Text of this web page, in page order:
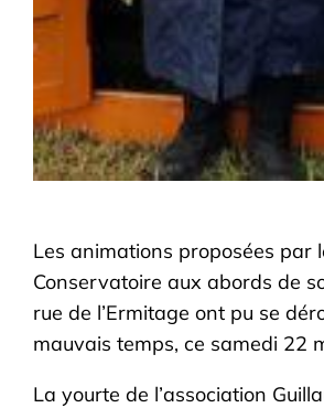
Les animations proposées par
Conservatoire aux abords de
rue de l’Ermitage ont pu se
mauvais temps, ce samedi 22
La yourte de l’association